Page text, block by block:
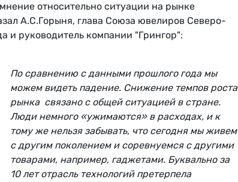
относительно ситуации на рынке
А.С.Горыня, глава Союза ювелиров Северо-
и руководитель компании "Грингор":
По сравнению с данными прошлого года мы
можем видеть падение. Снижение темпов роста
рынка связано с общей ситуацией в стране.
Люди немного «ужимаются» в расходах, и к
тому же нельзя забывать, что сегодня мы живем
с другим поколением и соревнуемся с другими
товарами, например, гаджетами. Буквально за
10 лет отрасль технологий претерпела